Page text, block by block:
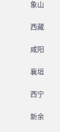
象山
西藏
咸阳
襄垣
西宁
新余